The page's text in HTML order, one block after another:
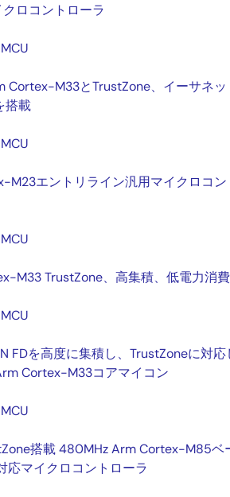
ロコントローラ
Cortex-M33とTrustZone、イーサネッ
搭載
M23エントリライン汎用マイクロコン
M33 TrustZone、高集積、低電力消費
FDを高度に集積し、TrustZoneに対応
Cortex-M33コアマイコン
搭載 480MHz Arm Cortex-M85ベ
応マイクロコントローラ